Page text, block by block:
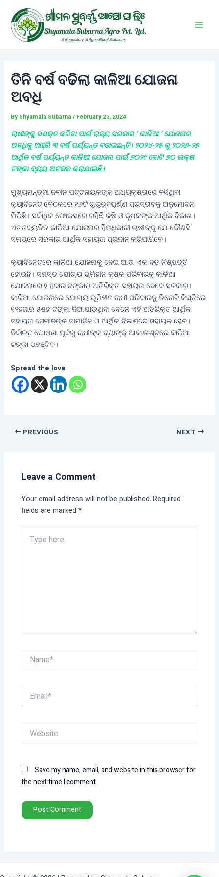
content
ତିନି ବର୍ଷ ବଢିଲା କାଳିଆ ଯୋଜନା
ଅବଧି
By Shyamala Subarna/ February 23, 2024
ଚାଷୀଙ୍କୁ ସଶକ୍ତ କରିବା ପାଇଁ ରାଜ୍ୟ ସରକାର ‘ କାଳିଆ ‘ ଯୋଜନାର
ଅବଧିକୁ ଆହୁରି ୩ ବର୍ଷ ପର୍ଯ୍ୟନ୍ତ ବଢାଇଛନ୍ତି। ୨୦୨୪-୨୫ ରୁ ୨୦୨୬-୨୭
ଆର୍ଥିକ ବର୍ଷ ପର୍ଯ୍ୟନ୍ତ କାଳିଆ ଯୋଜନା ପାଇଁ ୬୦୨୯ କୋଟି ୭୦ ଲକ୍ଷ
ଟଙ୍କା ବ୍ୟୟ ଅଟକଳ କରାଯାଇଛି।
ମୁଖ୍ୟମନ୍ତ୍ରୀ ନବୀନ ପଟ୍ଟନାୟକଙ୍କ ଅଧ୍ୟକ୍ଷତାରେ ବସିଥିବା
କ୍ୟାବିନେଟ୍ ବୈଠକରେ ୧୬ଟି ଗୁରୁତ୍ବପୂର୍ଣ୍ଣ ପ୍ରସ୍ତାବକୁ ଅନୁମୋଦନ
ମିଳିଛି। ସର୍ବାଧିକ ଫୋକସରେ ରହିଛି କୃଷି ଓ କୃଷକଙ୍କ ଆର୍ଥିକ ବିକାଶ।
ଏତତବ୍ୟତିତ କାଳିଆ ଯୋଜନାର ହିତାଧିକାରୀ ଚାଷୀଙ୍କୁ ଯେ କୌଣସି
ସମୟରେ ସରକାର ଆର୍ଥିକ ସହାୟତା ପ୍ରଦାନ କରିପାରିବେ।
କ୍ୟାବିନେଟରେ କାଳିଆ ଯୋଜନାକୁ ନେଇ ଆଉ ଏକ ବଡ଼ ନିଷ୍ପତ୍ତି
ହୋଇଛି। ସମସ୍ତ ଯୋଗ୍ୟ ଭୂମିହୀନ କୃଷକ ପରିବାରକୁ କାଳିଆ
ଯୋଜନାରେ ୨ ହଜାର ଟଙ୍କାର ଅତିରିକ୍ତ ସହାୟତା ଦେବେ ସରକାର।
କାଳିଆ ଯୋଜନାରେ ଯୋଗ୍ୟ ଭୂମିହୀନ ଚାଷୀ ପରିବାରକୁ ତିନୋଟି କିସ୍ତିରେ
୧୨ହଜାର ୫ଶହ ଟଙ୍କା ଦିଆଯାଉଥିବା ବେଳେ ଏହି ଅତିରିକ୍ତ ଆର୍ଥିକ
ସହାୟତା ସେମାନଙ୍କ ସାମାଜିକ ଓ ଆର୍ଥିକ ବିକାଶରେ ସହାୟକ ହେବ।
ନିର୍ବାଚନ ଘୋଷଣା ପୂର୍ବରୁ ଚାଷୀଙ୍କ ବ୍ୟାଙ୍କ୍ ଆକାଉଣ୍ଟରେ କାଳିଆ
ଟଙ୍କା ପହଞ୍ଚିବ।
Spread the love
navigation
PREVIOUS NEXT
Leave a Comment
Your email address will not be published. Required
fields are marked*
here..
Name*
Email*
Website
Save my name, email, and website in this browser for
the next time I comment.